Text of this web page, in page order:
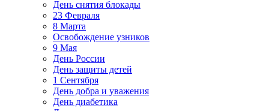
День снятия блокады
23 Февраля
8 Марта
Освобождение узников
9 Мая
День России
День защиты детей
1 Сентября
День добра и уважения
День диабетика